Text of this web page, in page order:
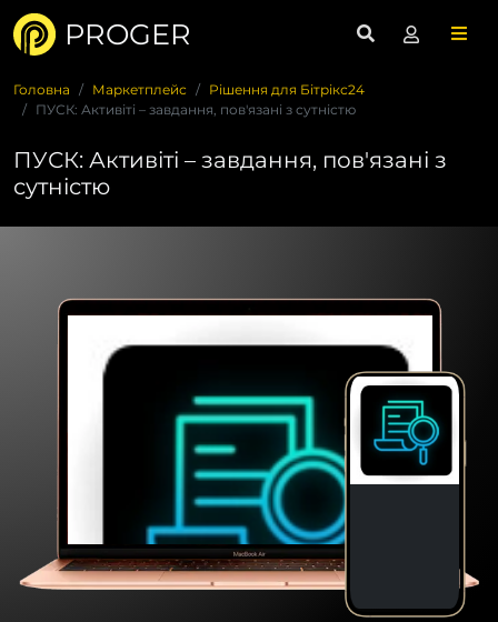
PROGER
Головна Маркетплейс
Рішення для Бітрікс24
ПУСК: Активіті – завдання, пов'язані з сутністю
ПУСК: Активіті – завдання, пов'язані з
сутністю